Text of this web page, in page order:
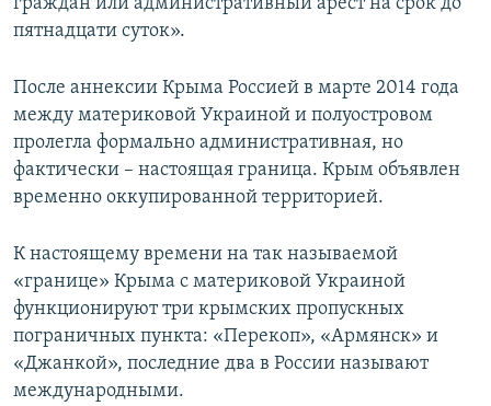
граждан или административный арест на срок до
пятнадцати суток».
После аннексии Крыма Россией в марте 2014 года
между материковой Украиной и полуостровом
пролегла формально административная, но
фактически – настоящая граница. Крым объявлен
временно оккупированной территорией.
К настоящему времени на так называемой
«границе» Крыма с материковой Украиной
функционируют три крымских пропускных
пограничных пункта: «Перекоп», «Армянск» и
«Джанкой», последние два в России называют
международными.